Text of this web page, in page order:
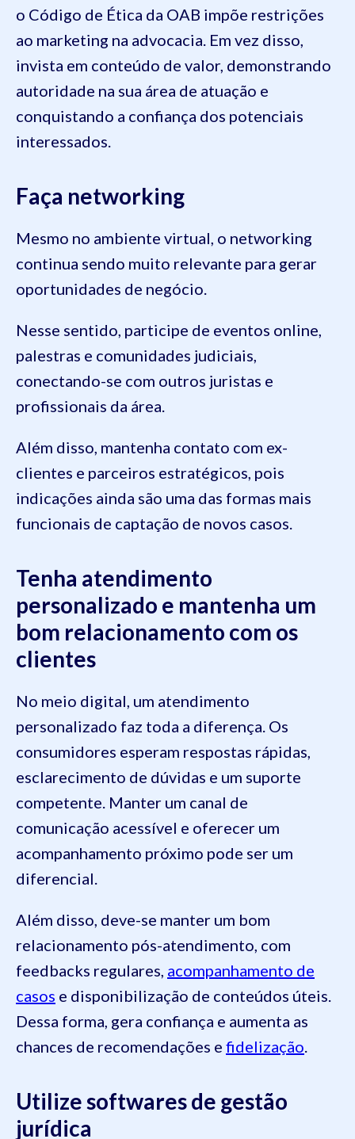
o Código de Ética da OAB impõe restrições
ao marketing na advocacia. Em vez disso,
invista em conteúdo de valor, demonstrando
autoridade na sua área de atuação e
conquistando a confiança dos potenciais
interessados.
Faça networking
Mesmo no ambiente virtual, o networking
continua sendo muito relevante para gerar
oportunidades de negócio.
Nesse sentido, participe de eventos online,
palestras e comunidades judiciais,
conectando-se com outros juristas e
profissionais da área.
Além disso, mantenha contato com ex-
clientes e parceiros estratégicos, pois
indicações ainda são uma das formas mais
funcionais de captação de novos casos.
Tenha atendimento
personalizado e mantenha um
bom relacionamento com os
clientes
No meio digital, um atendimento
personalizado faz toda a diferença. Os
consumidores esperam respostas rápidas,
esclarecimento de dúvidas e um suporte
competente. Manter um canal de
comunicação acessível e oferecer um
acompanhamento próximo pode ser um
diferencial.
Além disso, deve-se manter um bom
relacionamento pós-atendimento, com
feedbacks regulares, acompanhamento de
casos e disponibilização de conteúdos úteis.
Dessa forma, gera confiança e aumenta as
chances de recomendações e fidelização.
Utilize softwares de gestão
jurídica